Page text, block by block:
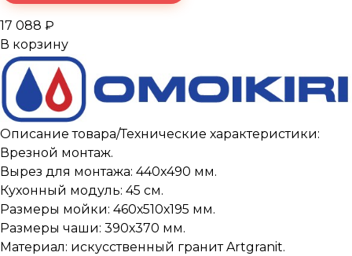
17 088 ₽
В корзину
Описание товара/Технические характеристики:
Врезной монтаж.
Вырез для монтажа: 440x490 мм.
Кухонный модуль: 45 см.
Размеры мойки: 460х510х195 мм.
Размеры чаши: 390х370 мм.
Материал: искусственный гранит Artgranit.